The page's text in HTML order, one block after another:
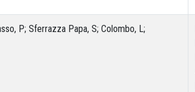
P; Sferrazza Papa, S; Colombo, L;